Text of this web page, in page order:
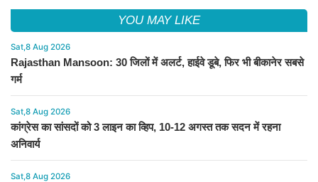
YOU MAY LIKE
Sat,8 Aug 2026
Rajasthan Mansoon: 30 जिलों में अलर्ट, हाईवे डूबे, फिर भी बीकानेर सबसे
गर्म
Sat,8 Aug 2026
कांग्रेस का सांसदों को 3 लाइन का व्हिप, 10-12 अगस्त तक सदन में रहना
अनिवार्य
Sat,8 Aug 2026